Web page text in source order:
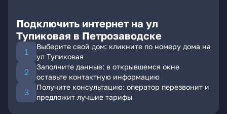
Подключить интернет на ул
Тупиковая в Петрозаводске
Выберите свой дом: кликните по номеру дома на
ул Тупиковая
Заполните данные: в открывшемся окне
оставьте контактную информацию
Получите консультацию: оператор перезвонит и
предложит лучшие тарифы